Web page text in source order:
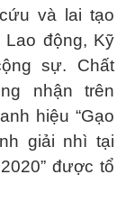
và lai tạo
Lao động, Kỹ
sự. Chất
nhận trên
hiệu “Gạo
giải nhì tại
được tổ